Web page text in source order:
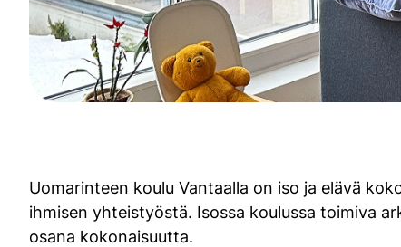
Uomarinteen koulu Vantaalla on iso ja elävä
ihmisen yhteistyöstä. Isossa koulussa toimiva
osana kokonaisuutta.